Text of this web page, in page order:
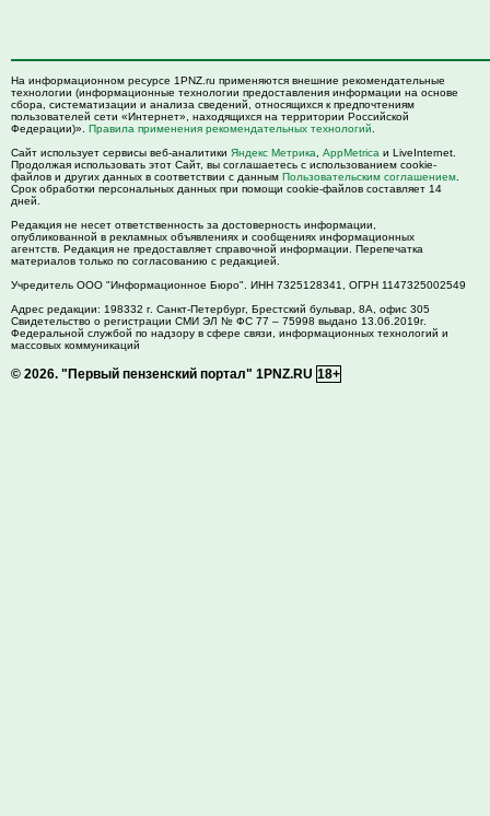
На информационном ресурсе 1PNZ.ru применяются внешние рекомендательные
технологии (информационные технологии предоставления информации на основе
сбора, систематизации и анализа сведений, относящихся к предпочтениям
пользователей сети «Интернет», находящихся на территории Российской
Федерации)». Правила применения рекомендательных технологий
Сайт использует сервисы веб-аналитики Яндекс Метрика AppMetrica и LiveInternet.
Продолжая использовать этот Сайт, вы соглашаетесь с использованием cookie-
файлов и других данных в соответствии с данным Пользовательским соглашением
Срок обработки персональных данных при помощи cookie-файлов составляет 14
дней.
Редакция не несет ответственность за достоверность информации,
опубликованной в рекламных объявлениях и сообщениях информационных
агентств. Редакция не предоставляет справочной информации. Перепечатка
материалов только по согласованию с редакцией.
Учредитель ООО "Информационное Бюро". ИНН 7325128341, ОГРН 1147325002549
Адрес редакции: 198332 г. Санкт-Петербург, Брестский бульвар, 8А, офис 305
Свидетельство о регистрации СМИ ЭЛ № ФС 77 – 75998 выдано 13.06.2019г.
Федеральной службой по надзору в сфере связи, информационных технологий и
массовых коммуникаций
© 2026. "Первый пензенский портал" 1PNZ.RU 18+